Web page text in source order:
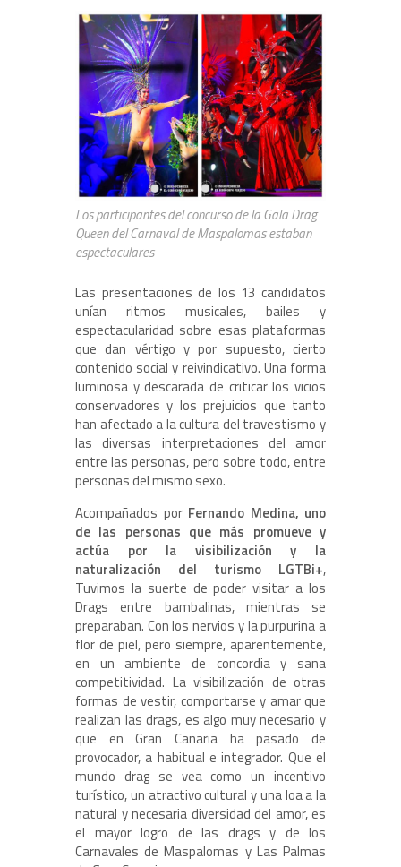
Los participantes del concurso de la Gala Drag
Queen del Carnaval de Maspalomas estaban
espectaculares
Las presentaciones de los 13 candidatos
unían ritmos musicales, bailes y
espectacularidad sobre esas plataformas
que dan vértigo y por supuesto, cierto
contenido social y reivindicativo. Una forma
luminosa y descarada de criticar los vicios
conservadores y los prejuicios que tanto
han afectado a la cultura del travestismo y
las diversas interpretaciones del amor
entre las personas, pero sobre todo, entre
personas del mismo sexo.
Acompañados por Fernando Medina, uno
de las personas que más promueve y
actúa por la visibilización y la
naturalización del turismo LGTBi+,
Tuvimos la suerte de poder visitar a los
Drags entre bambalinas, mientras se
preparaban. Con los nervios y la purpurina a
flor de piel, pero siempre, aparentemente,
en un ambiente de concordia y sana
competitividad. La visibilización de otras
formas de vestir, comportarse y amar que
realizan las drags, es algo muy necesario y
que en Gran Canaria ha pasado de
provocador, a habitual e integrador. Que el
mundo drag se vea como un incentivo
turístico, un atractivo cultural y una loa a la
natural y necesaria diversidad del amor, es
el mayor logro de las drags y de los
Carnavales de Maspalomas y Las Palmas